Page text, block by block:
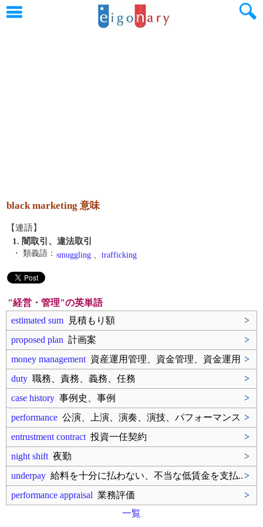
black marketing 意味
【連語】
1. 闇取引、違法取引
・ 類義語： smuggling 、 trafficking
"経営・管理"の英単語
estimated sum 見積もり額
>
proposed plan 計画案
>
money management 資産運用管理、資金管理、資金運用 >
duty 職務、責務、義務、任務
>
case history 事例史、事例
>
performance 公演、上演、演奏、演技、パフォーマンス >
entrustment contract 投資一任契約
>
night shift 夜勤
>
underpay 給料を十分に払わない、不当な低賃金を支払..>
performance appraisal 業務評価
>
一覧